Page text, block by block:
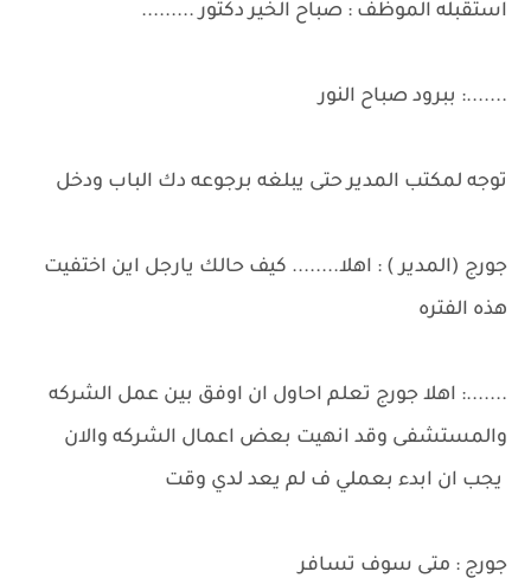
استقبله الموظف : صباح الخير دكتور .........
.......: ببرود صباح النور
توجه لمكتب المدير حتى يبلغه برجوعه دك الباب ودخل
جورج (المدير ) : اهلا........ كيف حالك يارجل اين اختفيت
هذه الفتره
.......: اهلا جورج تعلم احاول ان اوفق بين عمل الشركه
والمستشفى وقد انهيت بعض اعمال الشركه والان
يجب ان ابدء بعملي ف لم يعد لدي وقت
جورج : متى سوف تسافر